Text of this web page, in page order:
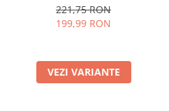
221,75 RON
199,99 RON
VEZI VARIANTE